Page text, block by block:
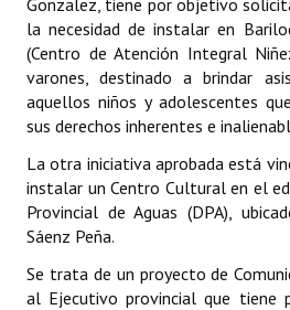
Comunicaciones
Declaraciones
Resoluciones
Resoluciones de Presidencia
INSTITUCIONAL
Antiguos Pobladores
Gonzalez, tiene por objetivo
la necesidad de instalar en
(Centro de Atención Integral
varones, destinado a brindar
aquellos niños y adolescentes
sus derechos inherentes e
La otra iniciativa aprobada está
instalar un Centro Cultural en el
Provincial de Aguas (DPA),
Sáenz Peña.
Se trata de un proyecto de
al Ejecutivo provincial que tiene